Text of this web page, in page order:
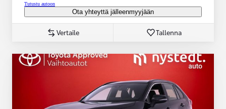
Tutustu autoon
Ota yhteyttä jälleenmyyjään
Vertaile Tallenna